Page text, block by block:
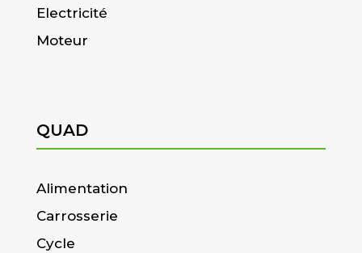
Electricité
Moteur
QUAD
Alimentation
Carrosserie
Cycle